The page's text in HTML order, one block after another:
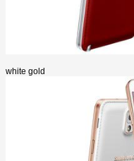
white gold